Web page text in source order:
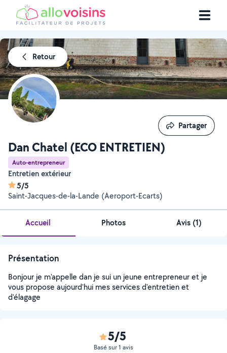
Retour
Dan Chatel (ECO ENTRETIEN)
Auto-entrepreneur
Entretien extérieur
5/5
Saint-Jacques-de-la-Lande (Aeroport-Ecarts)
Partager
Partager
Accueil Photos Avis (1)
Présentation
Bonjour je m'appelle dan je sui un jeune entrepreneur et je
vous propose aujourd'hui mes services d'entretien et
d'élagage
5/5
Basé sur 1 avis